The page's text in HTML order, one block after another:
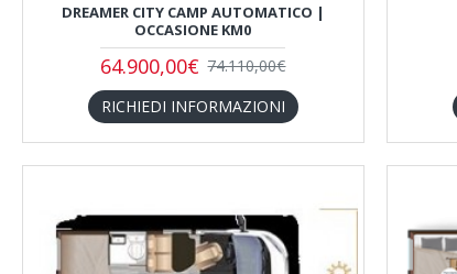
DREAMER CITY CAMP AUTOMATICO |
OCCASIONE KM0
64.900,00€ 74.110,00€
RICHIEDI INFORMAZIONI